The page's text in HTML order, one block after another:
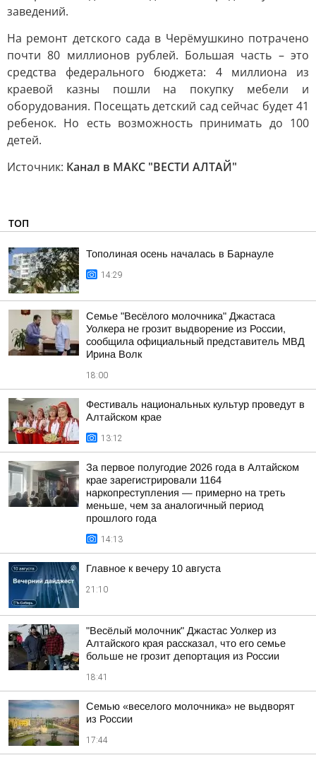
заведений.
На ремонт детского сада в Черёмушкино потрачено
почти 80 миллионов рублей. Большая часть – это
средства федерального бюджета: 4 миллиона из
краевой казны пошли на покупку мебели и
оборудования. Посещать детский сад сейчас будет 41
ребенок. Но есть возможность принимать до 100
детей.
Источник: Канал в МАКС "ВЕСТИ АЛТАЙ"
ТОП
Тополиная осень началась в Барнауле
14:29
Семье "Весёлого молочника" Джастаса
Уолкера не грозит выдворение из России,
сообщила официальный представитель МВД
Ирина Волк
18:00
Фестиваль национальных культур проведут в
Алтайском крае
13:12
За первое полугодие 2026 года в Алтайском
крае зарегистрировали 1164
наркопреступления — примерно на треть
меньше, чем за аналогичный период
прошлого года
14:13
Главное к вечеру 10 августа
21:10
"Весёлый молочник" Джастас Уолкер из
Алтайского края рассказал, что его семье
больше не грозит депортация из России
18:41
Семью «веселого молочника» не выдворят
из России
17:44